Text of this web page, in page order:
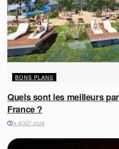
BONS PLANS
Quels sont les meilleurs
France ?
5 AOÛT 2026